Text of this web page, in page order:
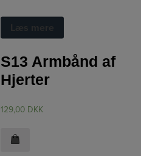
Armbånd
S13 Armbånd af
Hjerter
129,00 DKK